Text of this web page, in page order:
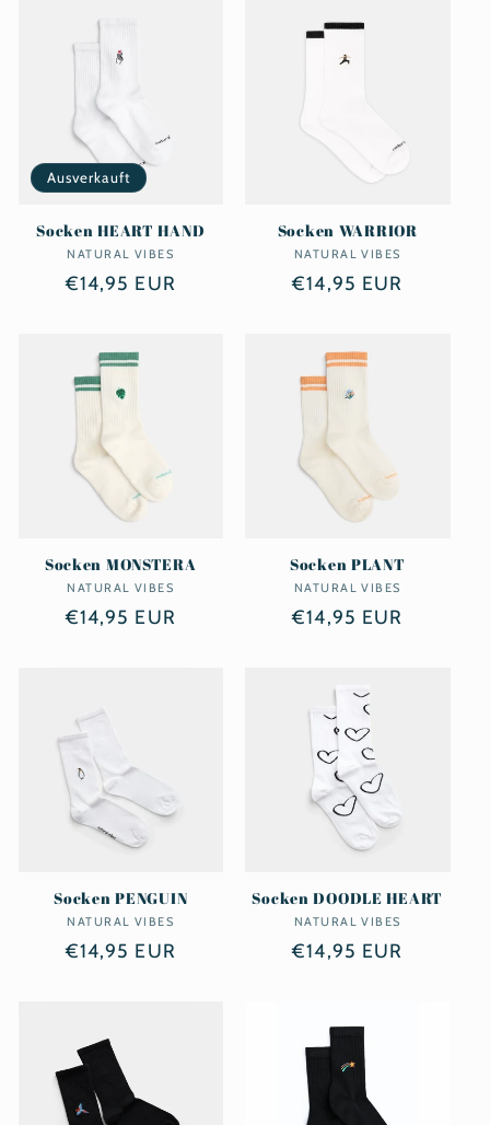
Ausverkauft
Socken HEART HAND
Anbieter:
NATURAL VIBES
Normaler
€14,95 EUR
Socken WARRIOR
Anbieter:
NATURAL VIBES
Normaler
€14,95 EUR
Socken MONSTERA
Anbieter:
NATURAL VIBES
Normaler
€14,95 EUR
Socken PLANT
Anbieter:
NATURAL VIBES
Normaler
€14,95 EUR
Socken PENGUIN
Anbieter:
NATURAL VIBES
Normaler
€14,95 EUR
Socken DOODLE HEART
Anbieter:
NATURAL VIBES
Normaler
€14,95 EUR